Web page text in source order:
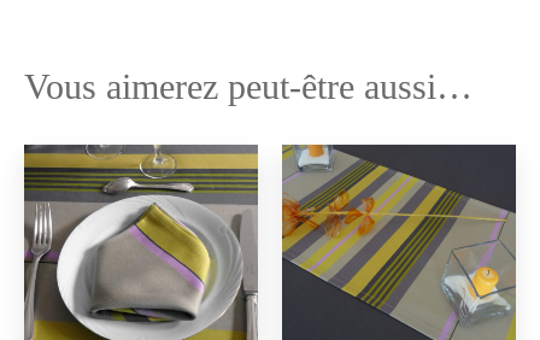
Vous aimerez peut-être aussi…